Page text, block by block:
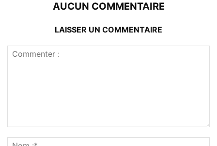
AUCUN COMMENTAIRE
LAISSER UN COMMENTAIRE